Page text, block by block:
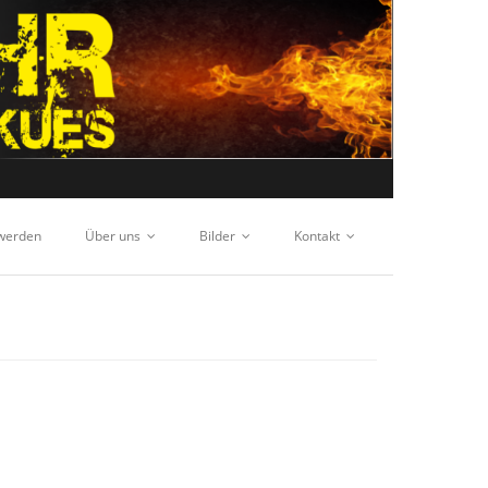
Über uns Bilder Kontakt